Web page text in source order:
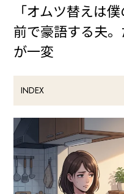
「オムツ替えは
前で豪語する夫
が一変
INDEX